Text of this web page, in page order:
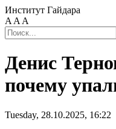
Институт Гайдара
A A A
Денис
почему
Tuesday, 28.10.2025, 16:22